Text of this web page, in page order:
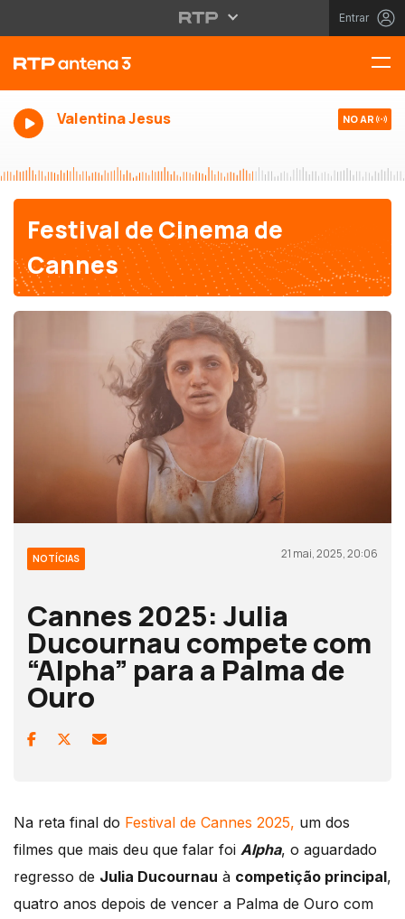
Entrar
Valentina Jesus NO AR
Festival de Cinema de
Cannes
NOTÍCIAS 21 mai, 2025, 20:06
Cannes 2025: Julia
Ducournau compete com
“Alpha” para a Palma de
Ouro
Na reta final do Festival de Cannes 2025, um dos
filmes que mais deu que falar foi Alpha, o aguardado
regresso de Julia Ducournau à competição principal,
quatro anos depois de vencer a Palma de Ouro com